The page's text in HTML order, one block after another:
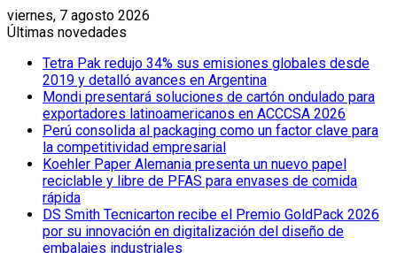
viernes, 7 agosto 2026
Últimas novedades
Tetra Pak redujo 34% sus emisiones globales desde
2019 y detalló avances en Argentina
Mondi presentará soluciones de cartón ondulado para
exportadores latinoamericanos en ACCCSA 2026
Perú consolida al packaging como un factor clave para
la competitividad empresarial
Koehler Paper Alemania presenta un nuevo papel
reciclable y libre de PFAS para envases de comida
rápida
DS Smith Tecnicarton recibe el Premio GoldPack 2026
por su innovación en digitalización del diseño de
embalajes industriales